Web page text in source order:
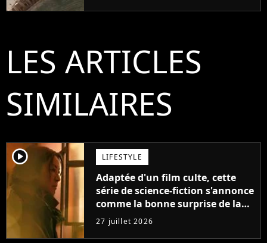
LES ARTICLES
SIMILAIRES
player2 LIFESTYLE
Adaptée d'un film culte, cette
série de science-fiction s'annonce
comme la bonne surprise de la
fin d'année
27 juillet 2026